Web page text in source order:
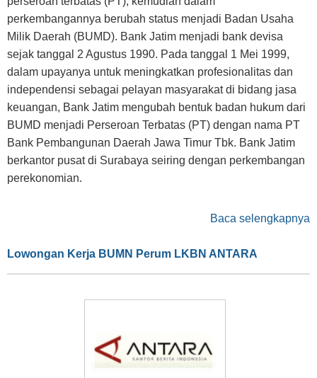
perkembangannya berubah status menjadi Badan Usaha
Milik Daerah (BUMD). Bank Jatim menjadi bank devisa
sejak tanggal 2 Agustus 1990. Pada tanggal 1 Mei 1999,
dalam upayanya untuk meningkatkan profesionalitas dan
independensi sebagai pelayan masyarakat di bidang jasa
keuangan, Bank Jatim mengubah bentuk badan hukum dari
BUMD menjadi Perseroan Terbatas (PT) dengan nama PT
Bank Pembangunan Daerah Jawa Timur Tbk. Bank Jatim
berkantor pusat di Surabaya seiring dengan perkembangan
perekonomian.
Baca selengkapnya
Lowongan Kerja BUMN Perum LKBN ANTARA